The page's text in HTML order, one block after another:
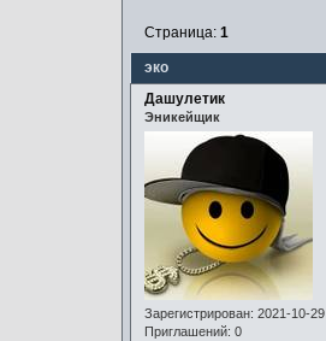
эко
Страница: 1
Дашулетик
Эникейщик
Зарегистрирован: 2021-10-29
Приглашений: 0